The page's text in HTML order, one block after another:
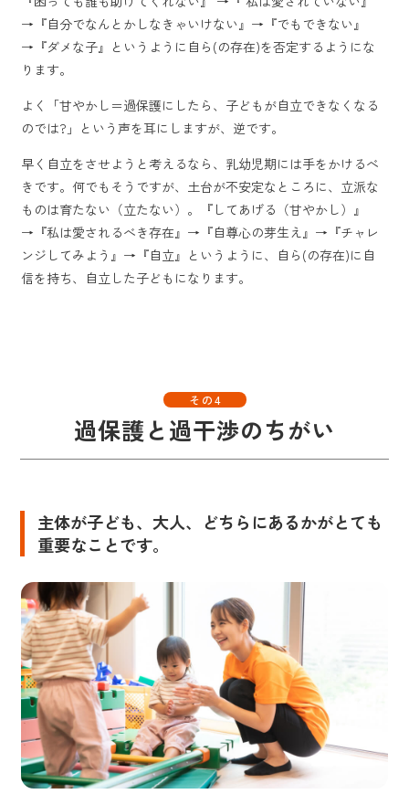
→『自分でなんとかしなきゃいけない』→『でもできない』
→『ダメな子』というように自ら(の存在)を否定するようにな
ります。
よく「甘やかし＝過保護にしたら、子どもが自立できなくなる
のでは?」という声を耳にしますが、逆です。
早く自立をさせようと考えるなら、乳幼児期には手をかけるべ
きです。何でもそうですが、土台が不安定なところに、立派な
ものは育たない（立たない）。『してあげる（甘やかし）』
→『私は愛されるべき存在』→『自尊心の芽生え』→『チャレ
ンジしてみよう』→『自立』というように、自ら(の存在)に自
信を持ち、自立した子どもになります。
その4
過保護と過干渉のちがい
主体が子ども、大人、どちらにあるかがとても
重要なことです。